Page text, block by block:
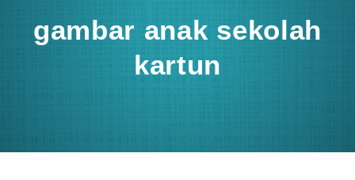
gambar anak sekolah
kartun